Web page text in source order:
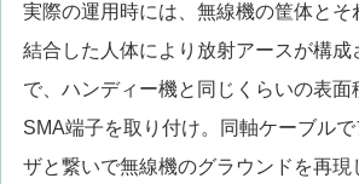
実際の運用時には、無線機の筐体とそ
結合した人体により放射アースが構成
で、ハンディー機と同じくらいの表面
SMA端子を取り付け。同軸ケーブル
ザと繋いで無線機のグラウンドを再現